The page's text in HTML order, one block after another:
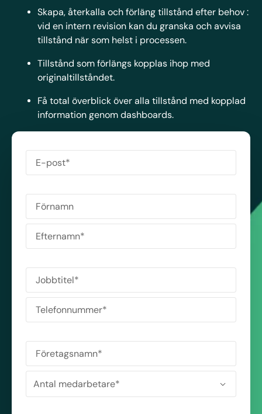
Skapa, återkalla och förläng tillstånd efter behov :
vid en intern revision kan du granska och avvisa
tillstånd när som helst i processen.
Tillstånd som förlängs kopplas ihop med
originaltillståndet.
Få total överblick över alla tillstånd med kopplad
information genom dashboards.